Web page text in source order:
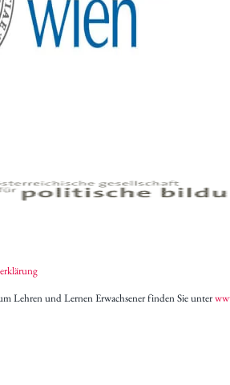
Lehren und Lernen Erwachsener finden Sie unter